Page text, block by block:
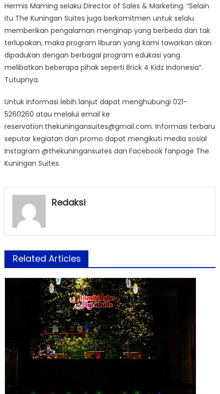
Hermis Maming selaku Director of Sales & Marketing. “Selain
itu The Kuningan Suites juga berkomitmen untuk selalu
memberikan pengalaman menginap yang berbeda dan tak
terlupakan, maka program liburan yang kami tawarkan akan
dipadukan dengan berbagai program edukasi yang
melibatkan beberapa pihak seperti Brick 4 Kidz Indonesia”.
Tutupnya.
Untuk informasi lebih lanjut dapat menghubungi 021-
5260260 atau melalui email ke
reservation.thekuningansuites@gmail.com. Informasi terbaru
seputar kegiatan dan promo dapat mengikuti media sosial
Instagram @thekuningansuites dan Facebook fanpage The
Kuningan Suites.
Redaksi
Related Articles